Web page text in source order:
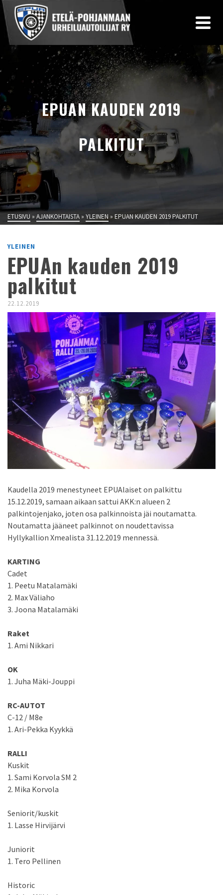
EPUAN KAUDEN 2019
PALKITUT
ETUSIVU » AJANKOHTAISTA » YLEINEN » EPUAN KAUDEN 2019 PALKITUT
YLEINEN
EPUAn kauden 2019
palkitut
22.12.2019
Kaudella 2019 menestyneet EPUAlaiset on palkittu
15.12.2019, samaan aikaan sattui AKK:n alueen 2
palkintojenjako, joten osa palkinnoista jäi noutamatta.
Noutamatta jääneet palkinnot on noudettavissa
Hyllykallion Xmealista 31.12.2019 mennessä.
KARTING
Cadet
1. Peetu Matalamäki
2. Max Väliaho
3. Joona Matalamäki
Raket
1. Ami Nikkari
OK
1. Juha Mäki-Jouppi
RC-AUTOT
C-12 / M8e
1. Ari-Pekka Kyykkä
RALLI
Kuskit
1. Sami Korvola SM 2
2. Mika Korvola
Seniorit/kuskit
1. Lasse Hirvijärvi
Juniorit
1. Tero Pellinen
Historic